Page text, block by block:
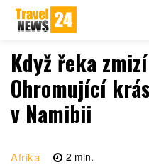
Když řeka
Ohromující
v Namibii
Afrika 2 min.